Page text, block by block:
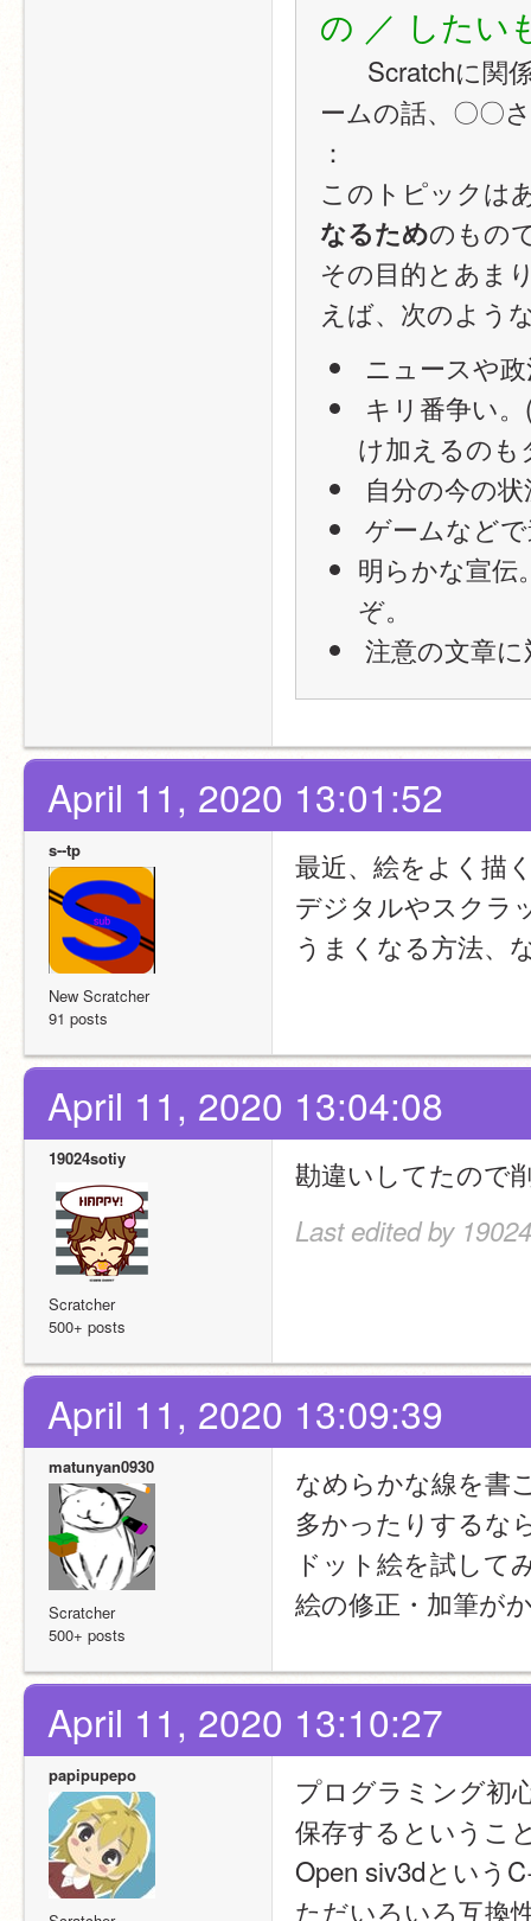
の ／ したい
ームの話、〇〇
：
このトピックは
なるためのもの
その目的とあま
えば、次のよう
ニュースや
け加えるのも
自分の今の
ゲームなど
明らかな宣
ぞ。
注意の文章
April 11, 2020 13:01:52
s--tp
New Scratcher
91 posts
最近、絵をよく描
デジタルやスクラ
うまくなる方法、
April 11, 2020 13:04:08
19024sotiy
Scratcher
500+ posts
勘違いしてたので
Last edited by
April 11, 2020 13:09:39
matunyan0930
Scratcher
500+ posts
なめらかな線を書
多かったりするな
ドット絵を試して
絵の修正・加筆が
April 11, 2020 13:10:27
papipupepo
プログラミング初
保存するというこ
Open siv3dという
ただいろいろ互換